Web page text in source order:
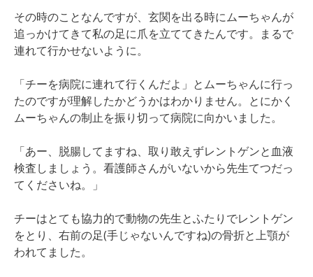
その時のことなんですが、玄関を出る時にムーちゃんが
追っかけてきて私の足に爪を立ててきたんです。まるで
連れて行かせないように。
「チーを病院に連れて行くんだよ」とムーちゃんに行っ
たのですが理解したかどうかはわかりません。とにかく
ムーちゃんの制止を振り切って病院に向かいました。
「あー、脱腸してますね、取り敢えずレントゲンと血液
検査しましょう。看護師さんがいないから先生てつだっ
てくださいね。」
チーはとても協力的で動物の先生とふたりでレントゲン
をとり、右前の足(手じゃないんですね)の骨折と上顎が
われてました。